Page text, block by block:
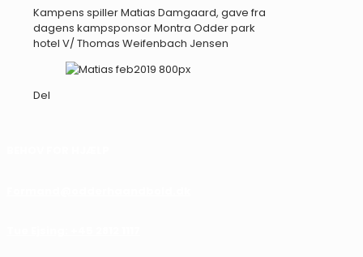
Kampens spiller Matias Damgaard, gave fra
dagens kampsponsor Montra Odder park
hotel V/ Thomas Weifenbach Jensen
Del